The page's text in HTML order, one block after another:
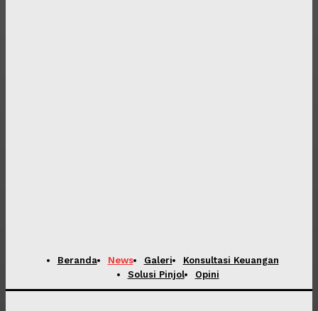
Beranda News Galeri
Konsultasi Keuangan
Solusi Pinjol
Opini